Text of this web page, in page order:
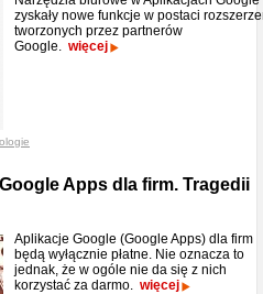
zyskały nowe funkcje w postaci
tworzonych przez partnerów
Google. więcej
Apps dla firm. Tragedii
Aplikacje Google (Google Apps) dla firm
będą wyłącznie płatne. Nie oznacza to
jednak, że w ogóle nie da się z nich
korzystać za darmo. więcej